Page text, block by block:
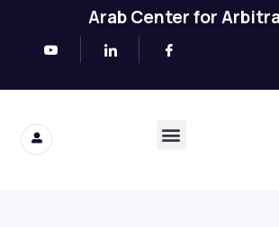
Arab Center for